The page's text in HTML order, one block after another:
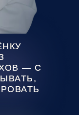
— С